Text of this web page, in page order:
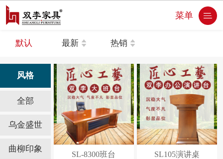
菜单
默认 最新 热销
风格
全部
乌金盛世
曲柳印象
SL-8300班台 SL105演讲桌